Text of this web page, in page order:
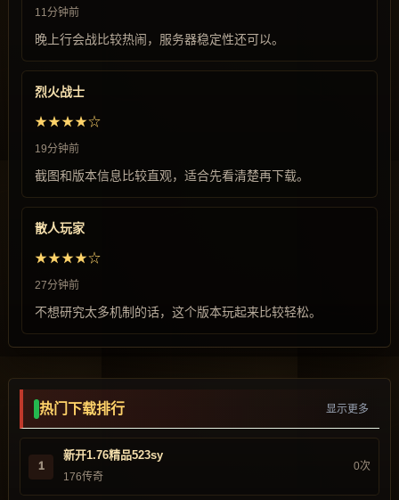
11分钟前
晚上行会战比较热闹，服务器稳定性还可以。
烈火战士
★★★★☆
19分钟前
截图和版本信息比较直观，适合先看清楚再下载。
散人玩家
★★★★☆
27分钟前
不想研究太多机制的话，这个版本玩起来比较轻松。
热门下载排行 显示更多
1
新开1.76精品523sy
176传奇
0次